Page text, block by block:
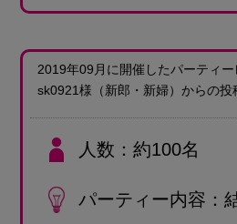
2019年09月に開催したパーティー
sk0921様 （新郎・新婦） からの投
人数 約100名
パーティー内容